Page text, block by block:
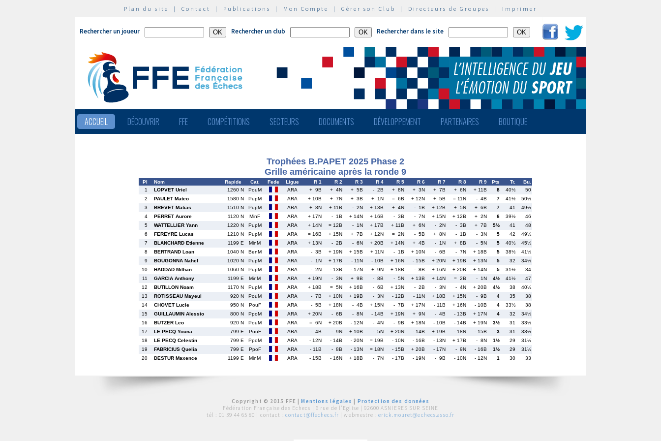
Plan du site | Contact | Publications | Mon Compte | Gérer son Club | Directeurs de Groupes | Imprimer
Rechercher un joueur Rechercher un club Rechercher dans le site
ACCUEIL DÉCOUVRIR FFE COMPÉTITIONS SECTEURS DOCUMENTS DÉVELOPPEMENT PARTENAIRES BOUTIQUE
Trophées B.PAPET 2025 Phase 2
Grille américaine après la ronde 9
Pl Nom Rapide Cat. Fede Ligue R 1 R 2 R 3 R 4 R 5 R 6 R 7 R 8 R 9 Pts Tr.
Bu.
1
LOPVET Uriel 1260 N PouM ARA + 9B + 4N + 5B - 2B + 8N + 3N + 7B + 6N + 11B 8 40½
50
2
PAULET Mateo 1580 N PupM ARA + 10B + 7N + 3B + 1N = 6B + 12N + 5B = 11N - 4B 7 41½
50½
3
BREVET Matias 1510 N PupM ARA + 8N + 11B - 2N + 13B + 4N - 1B + 12B + 5N + 6B 7 41
49½
4
PERRET Aurore 1120 N MinF ARA + 17N - 1B + 14N + 16B - 3B - 7N + 15N + 12B + 2N 6 39½
46
5
WATTELLIER Yann 1220 N PupM ARA + 14N = 12B - 1N + 17B + 11B + 6N - 2N - 3B + 7B 5½ 41
48
6
FEREYRE Lucas 1210 N PupM ARA = 16B + 15N + 7B + 12N = 2N - 5B + 8N - 1B - 3N 5 42
49½
7
BLANCHARD Etienne 1199 E MinM ARA + 13N - 2B - 6N + 20B + 14N + 4B - 1N + 8B - 5N 5 40½
45½
8
BERTRAND Loan 1040 N BenM ARA - 3B + 19N + 15B + 11N - 1B + 10N - 6B - 7N + 18B 5 38½
41½
9
BOUGONNA Nahel 1020 N PupM ARA - 1N + 17B - 11N - 10B + 16N - 15B + 20N + 19B + 13N 5 32
34½
10
HADDAD Milhan 1060 N PupM ARA - 2N - 13B - 17N + 9N + 18B - 8B + 16N + 20B + 14N 5 31½
34
11
GARCIA Anthony 1199 E MinM ARA + 19N - 3N + 9B - 8B - 5N + 13B + 14N = 2B - 1N 4½ 41½
47
12
BUTILLON Noam 1170 N PupM ARA + 18B = 5N + 16B - 6B + 13N - 2B - 3N - 4N + 20B 4½ 38
40½
13
ROTISSEAU Mayeul 920 N PouM ARA - 7B + 10N + 19B - 3N - 12B - 11N + 18B + 15N - 9B 4 35
38
14
CHOVET Lucie 950 N PouF ARA - 5B + 18N - 4B + 15N - 7B + 17N - 11B + 16N - 10B 4 33½
38
15
GUILLAUMIN Alessio 800 N PpoM ARA + 20N - 6B - 8N - 14B + 19N + 9N - 4B - 13B + 17N 4 32
34½
16
BUTZER Leo 920 N PouM ARA = 6N + 20B - 12N - 4N - 9B + 18N - 10B - 14B + 19N 3½ 31
33½
17
LE PECQ Youna 799 E PouF ARA - 4B - 9N + 10B - 5N + 20N - 14B + 19B - 18N - 15B 3 31
33½
18
LE PECQ Celestin 799 E PpoM ARA - 12N - 14B - 20N = 19B - 10N - 16B - 13N + 17B - 8N 1½ 29
31½
19
FABRICIUS Quelia 799 E PpoF ARA - 11B - 8B - 13N = 18N - 15B + 20B - 17N - 9N - 16B 1½ 29
31½
20
DESTUR Maxence 1199 E MinM ARA - 15B - 16N + 18B - 7N - 17B - 19N - 9B - 10N - 12N 1 30 33
Copyright © 2015 FFE |Mentions légales
Protection des données
Fédération Française des Echecs | 6 rue de l'Eglise | 92600 ASNIERES SUR SEINE
tél : 01 39 44 65 80 | contact : contact@ffechecs.fr | webmestre : erick.mouret@echecs.asso.fr